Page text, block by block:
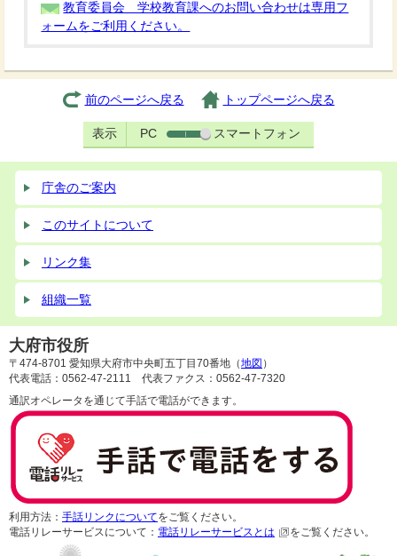
教育委員会 学校教育課へのお問い合わせは専用フ
ォームをご利用ください。
前のページへ戻る トップページへ戻る
表示 PC スマートフォン
庁舎のご案内
このサイトについて
リンク集
組織一覧
大府市役所
〒474-8701 愛知県大府市中央町五丁目70番地（地図 ）
代表電話：0562-47-2111 代表ファクス：0562-47-7320
通訳オペレータを通じて手話で電話ができます。
利用方法： 手話リンクについてをご覧ください。
電話リレーサービスについて： 電話リレーサービスとは をご覧ください。